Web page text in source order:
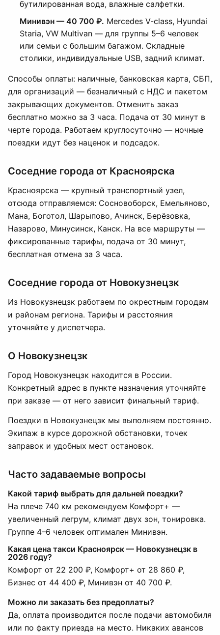
бутилированная вода, влажные салфетки.
Минивэн — 40 700 ₽. Mercedes V-class, Hyundai
Staria, VW Multivan — для группы 5–6 человек
или семьи с большим багажом. Складные
столики, индивидуальные USB, задний климат.
Способы оплаты: наличные, банковская карта, СБП,
для организаций — безналичный с НДС и пакетом
закрывающих документов. Отменить заказ
бесплатно можно за 3 часа. Подача от 30 минут в
черте города. Работаем круглосуточно — ночные
поездки идут без наценок и подсадок.
Соседние города от Красноярска
Красноярска — крупный транспортный узел,
отсюда отправляемся: Сосновоборск, Емельяново,
Мана, Боготол, Шарыпово, Ачинск, Берёзовка,
Назарово, Минусинск, Канск. На все маршруты —
фиксированные тарифы, подача от 30 минут,
бесплатная отмена за 3 часа.
Соседние города от Новокузнецзк
Из Новокузнецзк работаем по окрестным городам
и районам региона. Тарифы и расстояния
уточняйте у диспетчера.
О Новокузнецзк
Город Новокузнецзк находится в России.
Конкретный адрес в пункте назначения уточняйте
при заказе — от него зависит финальный тариф.
Поездки в Новокузнецзк мы выполняем постоянно.
Экипаж в курсе дорожной обстановки, точек
заправок и удобных мест остановок.
Часто задаваемые вопросы
Какой тариф выбрать для дальней поездки?
На плече 740 км рекомендуем Комфорт+ —
увеличенный легрум, климат двух зон, тонировка.
Группе 4–6 человек оптимален Минивэн.
Какая цена такси Красноярск — Новокузнецзк в
2026 году?
Комфорт от 22 200 ₽, Комфорт+ от 28 860 ₽,
Бизнес от 44 400 ₽, Минивэн от 40 700 ₽.
Можно ли заказать без предоплаты?
Да, оплата производится после подачи автомобиля
или по факту приезда на место. Никаких авансов